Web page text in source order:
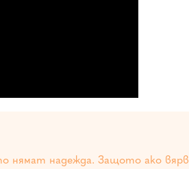
нямат надежда. Защото ако